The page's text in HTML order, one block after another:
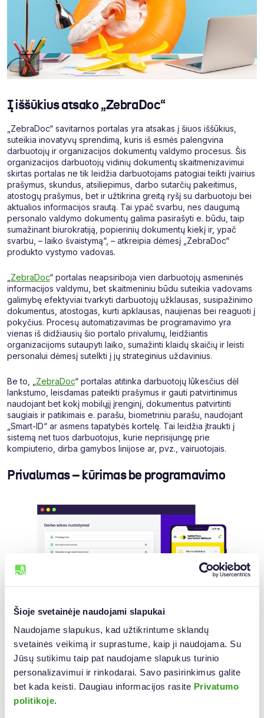
Šioje svetainėje naudojami slapukai
Naudojame slapukus, kad užtikrintume sklandų
svetainės veikimą ir suprastume, kaip ji naudojama. Su
Jūsų sutikimu taip pat naudojame slapukus turinio
personalizavimui ir rinkodarai. Savo pasirinkimus galite
bet kada keisti. Daugiau informacijos rasite Privatumo
politikoje.
Į iššūkius atsako „ZebraDoc“
„ZebraDoc“ savitarnos portalas yra atsakas į šiuos iššūkius,
suteikia inovatyvų sprendimą, kuris iš esmės palengvina
darbuotojų ir organizacijos dokumentų valdymo procesus. Šis
organizacijos darbuotojų vidinių dokumentų skaitmenizavimui
skirtas portalas ne tik leidžia darbuotojams patogiai teikti įvairius
prašymus, skundus, atsiliepimus, darbo sutarčių pakeitimus,
atostogų prašymus, bet ir užtikrina greitą ryšį su darbuotoju bei
aktualios informacijos srautą. Tai ypač svarbu, nes daugumą
personalo valdymo dokumentų galima pasirašyti e. būdu, taip
sumažinant biurokratiją, popierinių dokumentų kiekį ir, ypač
svarbu, – laiko švaistymą“, – atkreipia dėmesį „ZebraDoc“
produkto vystymo vadovas.
ZebraDoc“ portalas neapsiriboja vien darbuotojų asmeninės
informacijos valdymu, bet skaitmeniniu būdu suteikia vadovams
galimybę efektyviai tvarkyti darbuotojų užklausas, susipažinimo
dokumentus, atostogas, kurti apklausas, naujienas bei reaguoti į
pokyčius. Procesų automatizavimas be programavimo yra
vienas iš didžiausių šio portalo privalumų, leidžiantis
organizacijoms sutaupyti laiko, sumažinti klaidų skaičių ir leisti
personalui dėmesį sutelkti į jų strateginius uždavinius.
Be to, „ ZebraDoc“ portalas atitinka darbuotojų lūkesčius dėl
lankstumo, leisdamas pateikti prašymus ir gauti patvirtinimus
naudojant bet kokį mobilųjį įrenginį, dokumentus patvirtinti
saugiais ir patikimais e. parašu, biometriniu parašu, naudojant
„Smart-ID“ ar asmens tapatybės kortelę. Tai leidžia įtraukti į
sistemą net tuos darbuotojus, kurie neprisijungę prie
kompiuterio, dirba gamybos linijose ar, pvz., vairuotojais.
Privalumas – kūrimas be programavimo
E. sistemos, kaip „ZebraDoc“, kurias galima pritaikyti pagal savo
poreikius be jokio programavimo, pristato neįkainojamą
sprendimą siekiant efektyviai valdyti dokumentus. Jos suteikia
galimybę ne tik sutaupyti laiko ir išteklių, bet ir sukurti
individualius įmonės poreikius atitinkančius procesus. Tai